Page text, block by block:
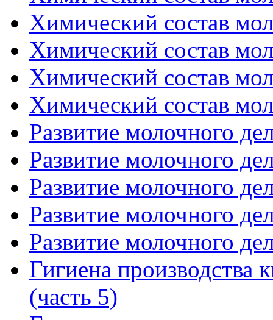
Химический состав
Химический состав
Химический состав
Химический состав
Развитие молочного
Развитие молочного
Развитие молочного
Развитие молочного
Развитие молочного
Гигиена производства
(часть 5)